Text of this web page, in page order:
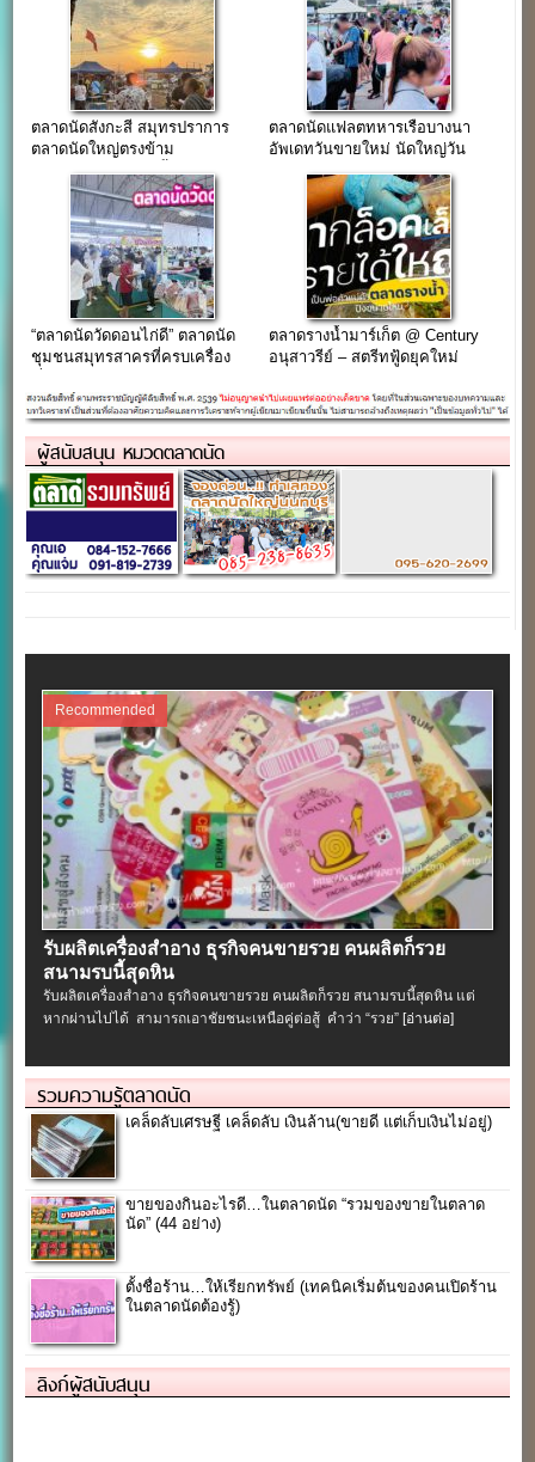
ตลาดนัดสังกะสี สมุทรปราการ
ตลาดนัดใหญ่ตรงข้าม
อบต.เทพารักษ์ บนเนื้อที่กว่า 60
ตลาดนัดแฟลตทหารเรือบางนา
อัพเดทวันขายใหม่ นัดใหญ่วัน
“ตลาดนัดวัดดอนไก่ดี” ตลาดนัด
ชุมชนสมุทรสาครที่ครบเครื่อง
ชาวบ้าน (พร้อมช่องทางการจอง
ล็อค)
ตลาดรางน้ำมาร์เก็ต @ Century
อนุสาวรีย์ – สตรีทฟู้ดยุคใหม่
ผู้สนับสนุน หมวดตลาดนัด
Recommended
รับผลิตเครื่องสําอาง ธุรกิจคนขายรวย คนผลิตก็รวย
สนามรบนี้สุดหิน
รับผลิตเครื่องสําอาง ธุรกิจคนขายรวย คนผลิตก็รวย สนามรบนี้สุดหิน แต่
หากผ่านไปได้ สามารถเอาชัยชนะเหนือคู่ต่อสู้ คำว่า “รวย”[อ่านต่อ]
รวมความรู้ตลาดนัด
เคล็ดลับเศรษฐี เคล็ดลับ เงินล้าน(ขายดี แต่เก็บเงินไม่อยู่)
ขายของกินอะไรดี…ในตลาดนัด “รวมของขายในตลาด
นัด” (44 อย่าง)
ตั้งชื่อร้าน…ให้เรียกทรัพย์ (เทคนิคเริ่มต้นของคนเปิดร้าน
ในตลาดนัดต้องรู้)
ลิงก์ผู้สนับสนุน